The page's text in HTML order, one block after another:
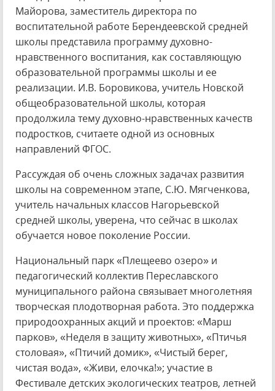
Майорова, заместитель директора по
воспитательной работе Берендеевской средней
школы представила программу духовно-
нравственного воспитания, как составляющую
образовательной программы школы и ее
реализации. И.В. Боровикова, учитель Новской
общеобразовательной школы, которая
продолжила тему духовно-нравственных качеств
подростков, считаете одной из основных
направлений ФГОС.
Рассуждая об очень сложных задачах развития
школы на современном этапе, С.Ю. Мягченкова,
учитель начальных классов Нагорьевской
средней школы, уверена, что сейчас в школах
обучается новое поколение России.
Национальный парк «Плещеево озеро» и
педагогический коллектив Переславского
муниципального района связывает многолетняя
творческая плодотворная работа. Это поддержка
природоохранных акций и проектов: «Марш
парков», «Неделя в защиту животных», «Птичья
столовая», «Птичий домик», «Чистый берег,
чистая вода», «Живи, елочка!»; участие в
Фестивале детских экологических театров, летней